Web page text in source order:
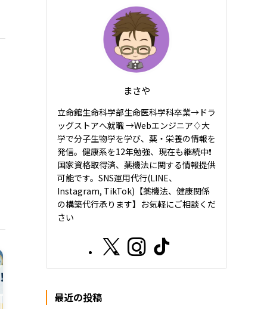
まさや
立命館生命科学部生命医科学科卒業→ドラ
ッグストアへ就職 →Webエンジニア♢大
学で分子生物学を学び、薬・栄養の情報を
発信。健康系を12年勉強、現在も継続中❗️
国家資格取得済、薬機法に関する情報提供
可能です。SNS運用代行(LINE、
Instagram, TikTok)【薬機法、健康関係
の構築代行承ります】お気軽にご相談くだ
さい
最近の投稿